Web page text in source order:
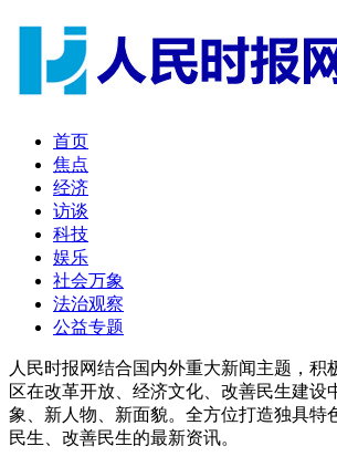
首页
焦点
经济
访谈
科技
娱乐
社会万象
法治观察
公益专题
人民时报网结合国内外重大新闻主题，积
区在改革开放、经济文化、改善民生建设
象、新人物、新面貌。全方位打造独具特
民生、改善民生的最新资讯。